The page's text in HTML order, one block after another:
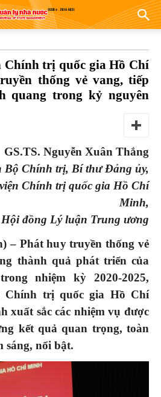
Chính trị quốc gia Hồ Chí
thống vẻ vang, tiếp
quang trong kỷ nguyên
GS.TS. Nguyễn Xuân Thắng
Bộ Chính trị, Bí thư Đảng ủy,
Chính trị quốc gia Hồ Chí
Minh,
đồng Lý luận Trung ương
– Phát huy truyền thống vẻ
thành quả phát triển của
nhiệm kỳ 2020-2025,
Chính trị quốc gia Hồ Chí
xuất sắc các nhiệm vụ được
kết quả quan trọng, toàn
sáng, nổi bật.